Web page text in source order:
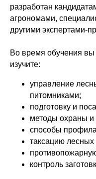
разработан
агрономами,
другими экспертами-
Во время обучения вы
изучите:
управление
питомниками;
подготовку и
методы охраны и
способы
таксацию лесных
контроль